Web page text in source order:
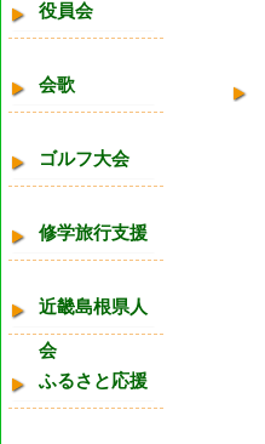
役員会
会歌
ゴルフ大会
修学旅行支援
近畿島根県人
会
ふるさと応援